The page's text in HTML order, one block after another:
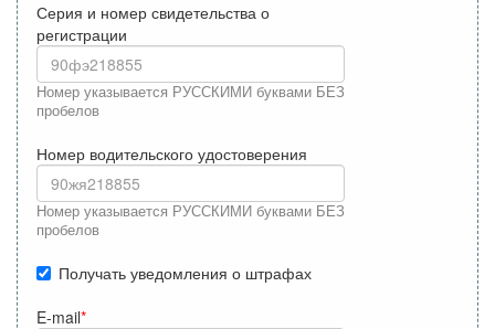
Серия и номер свидетельства о
регистрации
Номер указывается РУССКИМИ буквами БЕЗ
пробелов
Номер водительского удостоверения
Номер указывается РУССКИМИ буквами БЕЗ
пробелов
Получать уведомления о штрафах
E-mail